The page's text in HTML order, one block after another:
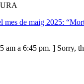
mes de maig 2025:
am a 6:45 pm. ] Sorry,